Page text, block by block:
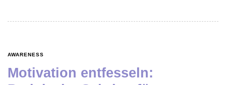
AWARENESS
Motivation entfesseln: